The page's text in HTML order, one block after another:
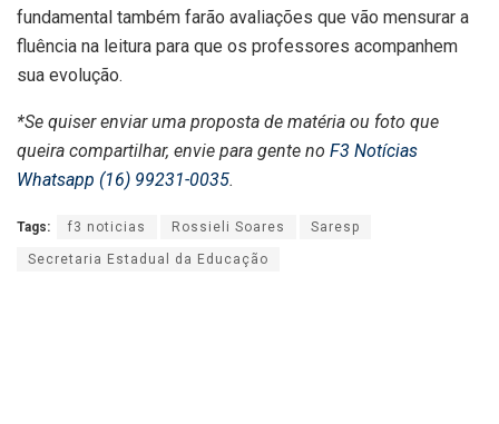
fundamental também farão avaliações que vão mensurar a
fluência na leitura para que os professores acompanhem
sua evolução.
*Se quiser enviar uma proposta de matéria ou foto que
queira compartilhar, envie para gente no F3 Notícias
Whatsapp (16) 99231-0035.
Tags: f3 noticias Rossieli Soares Saresp
Secretaria Estadual da Educação